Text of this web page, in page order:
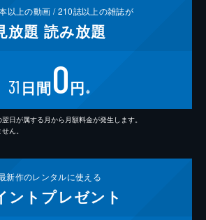
以上の動画 /210誌以上の雑誌が
放題 読み放題
31 日間0円 ※
日が属する月から月額料金が発生します。
ん。
新作のレンタルに使える
ント プレゼント